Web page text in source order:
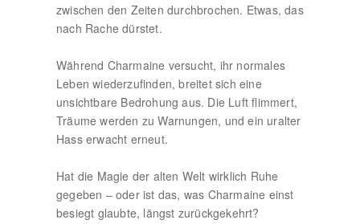
zwischen den Zeiten durchbrochen. Etwas, das
nach Rache dürstet.
Während Charmaine versucht, ihr normales
Leben wiederzufinden, breitet sich eine
unsichtbare Bedrohung aus. Die Luft flimmert,
Träume werden zu Warnungen, und ein uralter
Hass erwacht erneut.
Hat die Magie der alten Welt wirklich Ruhe
gegeben – oder ist das, was Charmaine einst
besiegt glaubte, längst zurückgekehrt?